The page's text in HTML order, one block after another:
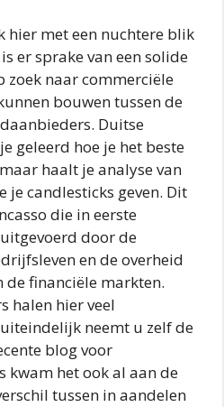
hier met een nuchtere blik
er sprake van een solide
zoek naar commerciële
bouwen tussen de
Duitse
geleerd hoe je het beste
haalt je analyse van
je candlesticks geven. Dit
die in eerste
door de
en de overheid
financiële markten.
halen hier veel
neemt u zelf de
blog voor
kwam het ook al aan de
tussen in aandelen